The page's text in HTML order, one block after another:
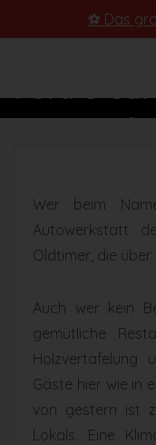
⚽ Das
Ford´s
Im
Wer beim
Autowerkstatt
Oldtimer, die
Auch wer kein
gemütliche
Holzvertäfelung
Gäste hier wie in
von gestern ist
Lokals. Eine